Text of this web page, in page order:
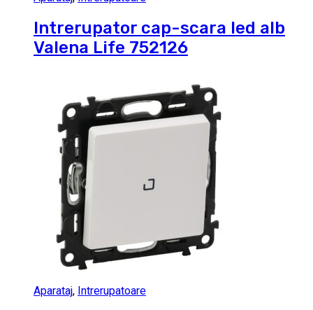
Intrerupator cap-scara led alb
Valena Life 752126
Aparataj, Intrerupatoare